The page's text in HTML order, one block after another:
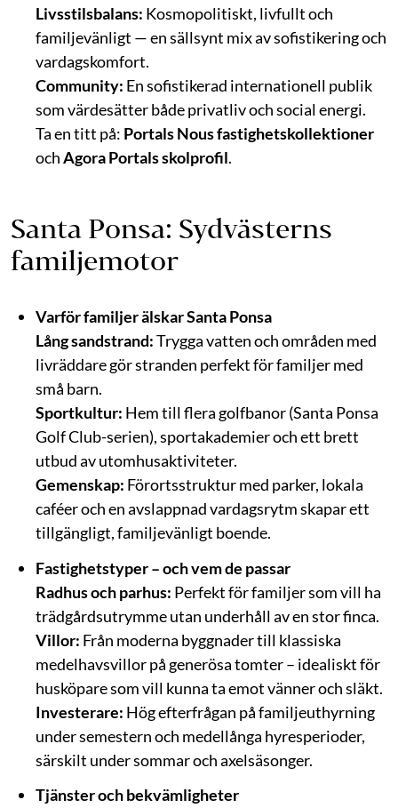
Livsstilsbalans: Kosmopolitiskt, livfullt och
familjevänligt — en sällsynt mix av sofistikering och
vardagskomfort.
Community: En sofistikerad internationell publik
som värdesätter både privatliv och social energi.
Ta en titt på: Portals Nous fastighetskollektioner
ochAgora Portals skolprofil.
Santa Ponsa: Sydvästerns
familjemotor
Varför familjer älskar Santa Ponsa
Lång sandstrand:Trygga vatten och områden med
livräddare gör stranden perfekt för familjer med
små barn.
Sportkultur: Hem till flera golfbanor (Santa Ponsa
Golf Club-serien), sportakademier och ett brett
utbud av utomhusaktiviteter.
Gemenskap: Förortsstruktur med parker, lokala
caféer och en avslappnad vardagsrytm skapar ett
tillgängligt, familjevänligt boende.
Fastighetstyper – och vem de passar
Radhus och parhus: Perfekt för familjer som vill ha
trädgårdsutrymme utan underhåll av en stor finca.
Villor: Från moderna byggnader till klassiska
medelhavsvillor på generösa tomter – idealiskt för
husköpare som vill kunna ta emot vänner och släkt.
Investerare: Hög efterfrågan på familjeuthyrning
under semestern och medellånga hyresperioder,
särskilt under sommar och axelsäsonger.
Tjänster och bekvämligheter